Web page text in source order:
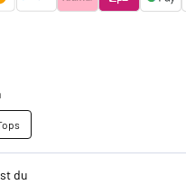
du